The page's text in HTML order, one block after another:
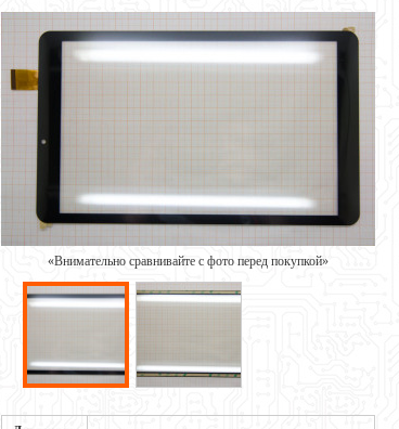
«Внимательно сравнивайте с фото перед покупкой»